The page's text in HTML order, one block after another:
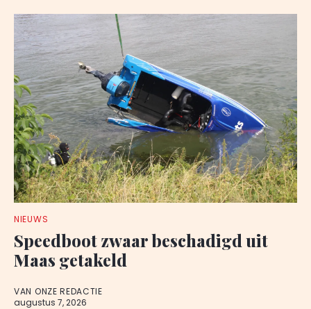
NIEUWS
Speedboot zwaar beschadigd uit
Maas getakeld
VAN ONZE REDACTIE
augustus 7, 2026